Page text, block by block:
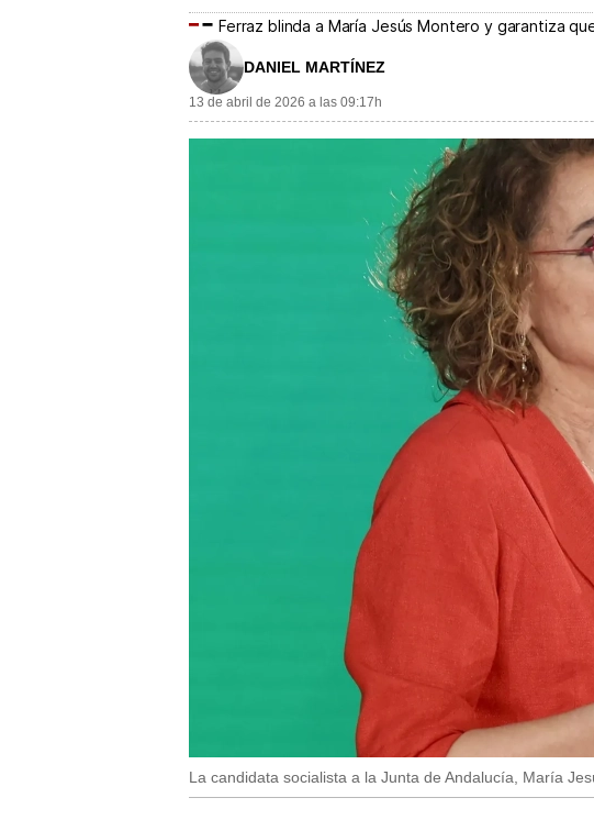
Ferraz blinda a María Jesús Montero y garantiza
DANIEL MARTÍNEZ
13 de abril de 2026 a las 09:17h
La candidata socialista a la Junta de Andalucía, María